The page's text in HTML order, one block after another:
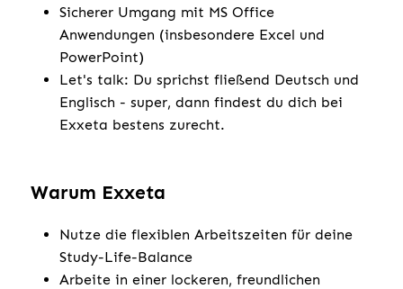
Sicherer Umgang mit MS Office
Anwendungen (insbesondere Excel und
PowerPoint)
Let's talk: Du sprichst fließend Deutsch und
Englisch - super, dann findest du dich bei
Exxeta bestens zurecht.
Warum Exxeta
Nutze die flexiblen Arbeitszeiten für deine
Study-Life-Balance
Arbeite in einer lockeren, freundlichen